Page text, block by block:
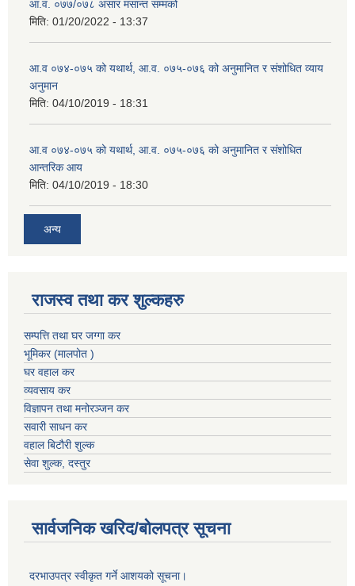
आ.व. ०७७/०७८ असार मसान्त सम्मको
मिति: 01/20/2022 - 13:37
आ.व ०७४-०७५ को यथार्थ, आ.व. ०७५-०७६ को अनुमानित र संशोधित व्याय
अनुमान
मिति: 04/10/2019 - 18:31
आ.व ०७४-०७५ को यथार्थ, आ.व. ०७५-०७६ को अनुमानित र संशोधित
आन्तरिक आय
मिति: 04/10/2019 - 18:30
अन्य
राजस्व तथा कर शुल्कहरु
सम्पत्ति तथा घर जग्गा कर
भूमिकर (मालपोत )
घर वहाल कर
व्यवसाय कर
विज्ञापन तथा मनोरञ्जन कर
सवारी साधन कर
वहाल बिटौरी शुल्क
सेवा शुल्क, दस्तुर
सार्वजनिक खरिद/बोलपत्र सूचना
दरभाउपत्र स्वीकृत गर्ने आशयको सूचना।